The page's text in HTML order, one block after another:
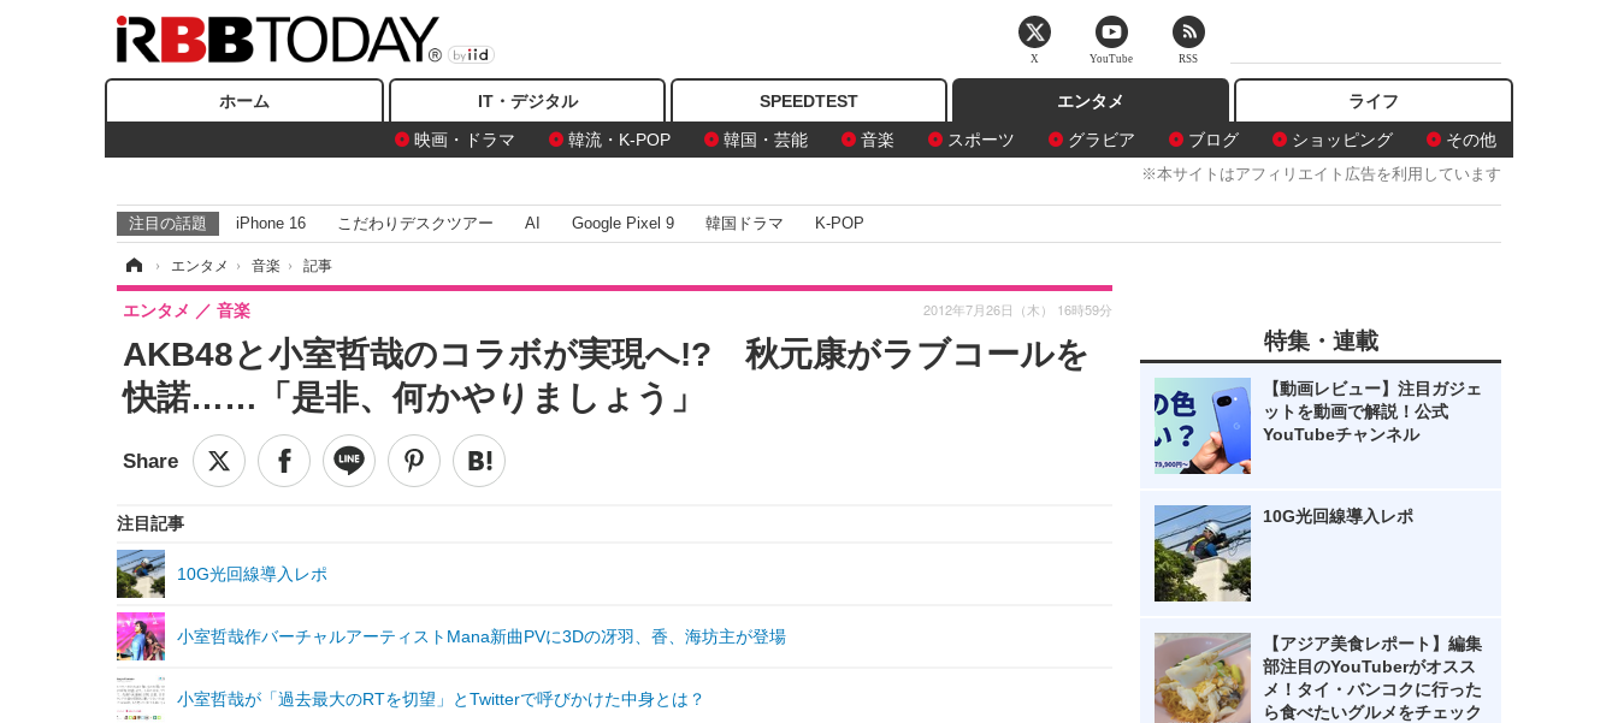
ホーム IT・デジタル SPEEDTEST
エンタメ
映画・ドラマ
韓流・K-POP 韓国・芸能 音楽 スポーツ グラビア ブログ ショッピング その他
ライフ
※本サイトはアフィリエイト広告を利用しています
注目の話題 iPhone 16 こだわりデスクツアー AI Google Pixel 9 韓国ドラマ K-POP
› エンタメ › 音楽 › 記事
AKB48と小室哲哉のコラボが実現へ!? 秋元康がラブコールを
快諾……「是非、何かやりましょう」
エンタメ 音楽 2012年7月26日（木） 16時59分
注目記事
10G光回線導入レポ
小室哲哉作バーチャルアーティストMana新曲PVに3Dの冴羽、香、海坊主が登場
小室哲哉が「過去最大のRTを切望」とTwitterで呼びかけた中身とは？
特集・連載
【動画レビュー】注目ガジェ
ットを動画で解説！公式
YouTubeチャンネル
10G光回線導入レポ
【アジア美食レポート】編集
部注目のYouTuberがオスス
メ！タイ・バンコクに行った
ら食べたいグルメをチェック
X YouTube RSS